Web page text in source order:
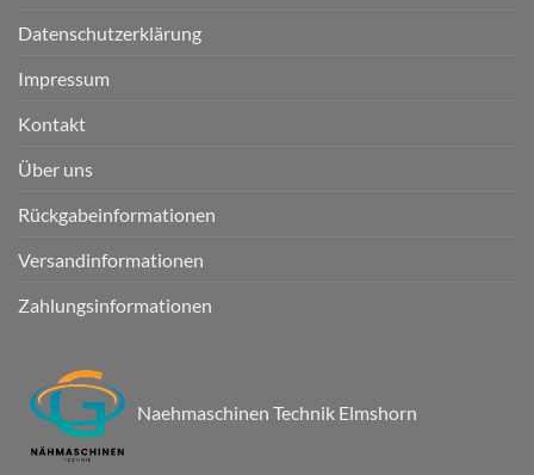
Datenschutzerklärung
Impressum
Kontakt
Über uns
Rückgabeinformationen
Versandinformationen
Zahlungsinformationen
Naehmaschinen Technik Elmshorn